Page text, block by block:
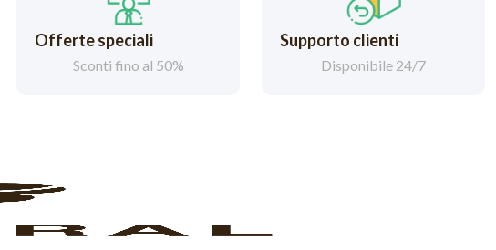
Offerte speciali
Sconti fino al 50%
Supporto clienti
Disponibile 24/7